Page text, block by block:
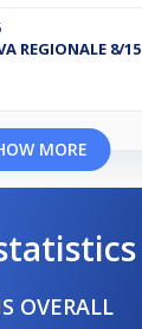
REGIONALE 8/15
MORE
OVERALL